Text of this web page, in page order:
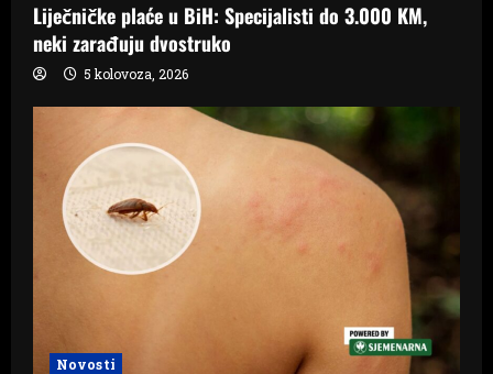
Liječničke plaće u BiH: Specijalisti do 3.000 KM,
neki zarađuju dvostruko
5 kolovoza, 2026
Novosti